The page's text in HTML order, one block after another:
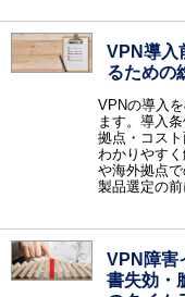
IT導入補助金
調査レポート
VPN導入
るための
VPNの導入
ます。導入
拠点・コス
わかりやす
や海外拠点
製品選定の前
VPN障害
書失効・